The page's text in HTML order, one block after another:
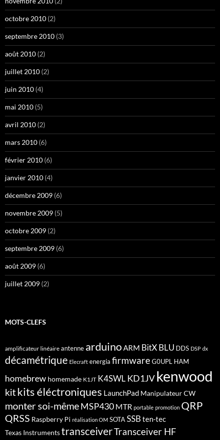
octobre 2010 (2)
septembre 2010 (3)
août 2010 (2)
juillet 2010 (2)
juin 2010 (4)
mai 2010 (5)
avril 2010 (2)
mars 2010 (6)
février 2010 (6)
janvier 2010 (4)
décembre 2009 (6)
novembre 2009 (5)
octobre 2009 (2)
septembre 2009 (6)
août 2009 (6)
juillet 2009 (2)
MOTS-CLEFS
amplificateur linéaire antenne arduinoARM BitX BLU DDS DSP dx
décamétrique Elecraft energia firmwareG0UPL HAM
homebrew homemade K1JT K4SWL KD1JV kenwood
kitkits éléctroniques LaunchPad Manipulateur CW
monter soi-mêmeMSP430 MTR portable promotion QRP
QRSS Raspberry Pi réalisation OM SOTASSB ten-tec
Texas InstrumentstransceiverTransceiver HF